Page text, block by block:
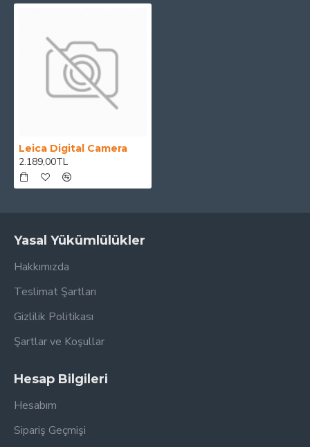
Leica Digital Camera
2.189,00TL
Yasal Yükümlülükler
Hakkımızda
Teslimat Şartları
Gizlilik Politikası
Şartlar ve Koşullar
Hesap Bilgileri
Hesabım
Sipariş Geçmişi